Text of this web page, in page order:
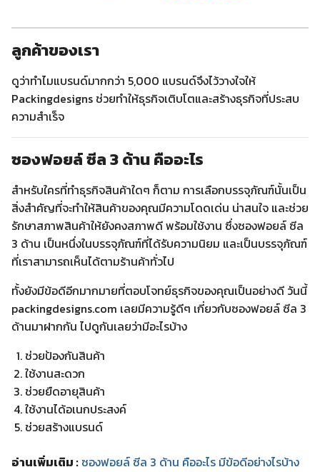
ลูกค้าของเรา
ดูว่าทำไมแบรนด์มากกว่า 5,000 แบรนด์จึงไว้วางใจให้
Packingdesigns ช่วยทำให้ธุรกิจเติบโตและสร้างธุรกิจที่ประสบ
ความสำเร็จ
ซองฟอยล์ ซีล 3 ด้าน คืออะไร
สำหรับใครที่ทำธุรกิจสินค้าใดๆ ก็ตาม การเลือกบรรจุภัณฑ์นั้นเป็น
สิ่งสำคัญที่จะทำให้สินค้าของคุณมีความโดดเด่น น่าสนใจ และช่วย
รักษาสภาพสินค้าให้ยังคงสภาพดี พร้อมใช้งาน ซึ่งซองฟอยล์ ซีล
3 ด้าน เป็นหนึ่งในบรรจุภัณฑ์ที่ได้รับความนิยม และเป็นบรรจุภัณฑ์
ที่เราสามารถเห็นได้ตามร้านค้าทั่วไป
ทั้งยังมีข้อดีอีกมากมายที่ตอบโจทย์ธุรกิจของคุณเป็นอย่างดี วันนี้
packingdesigns.com เลยมีความรู้ดีๆ เกี่ยวกับซองฟอยล์ ซีล 3
ด้านมาฝากกัน ไปดูกันเลยว่ามีอะไรบ้าง
ช่วยป้องกันสินค้า
ใช้งานสะดวก
ช่วยยืดอายุสินค้า
ใช้งานได้อเนกประสงค์
ช่วยสร้างแบรนด์
อ่านเพิ่มเติม : ซองฟอยล์ ซีล 3 ด้าน คืออะไร มีข้อดีอย่างไรบ้าง